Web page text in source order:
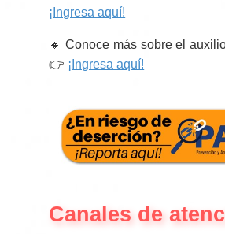
¡Ingresa aquí!
🔸 Conoce más sobre el
👉 ¡Ingresa aquí!
Canales de